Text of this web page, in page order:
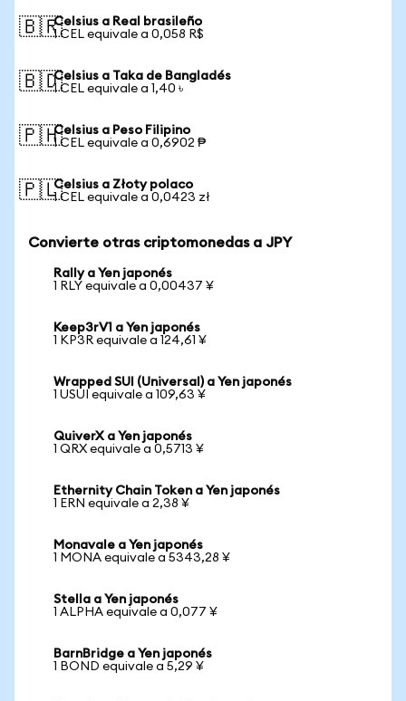
🇧🇷Celsius a Real brasileño
1 CEL equivale a 0,058 R$
🇧🇩Celsius a Taka de Bangladés
1 CEL equivale a 1,40 ৳
🇵🇭Celsius a Peso Filipino
1 CEL equivale a 0,6902 ₱
🇵🇱Celsius a Złoty polaco
1 CEL equivale a 0,0423 zł
Convierte otras criptomonedas a JPY
Rally a Yen japonés
1 RLY equivale a 0,00437 ¥
Keep3rV1 a Yen japonés
1 KP3R equivale a 124,61 ¥
Wrapped SUI (Universal) a Yen japonés
1 USUI equivale a 109,63 ¥
QuiverX a Yen japonés
1 QRX equivale a 0,5713 ¥
Ethernity Chain Token a Yen japonés
1 ERN equivale a 2,38 ¥
Monavale a Yen japonés
1 MONA equivale a 5343,28 ¥
Stella a Yen japonés
1 ALPHA equivale a 0,077 ¥
BarnBridge a Yen japonés
1 BOND equivale a 5,29 ¥